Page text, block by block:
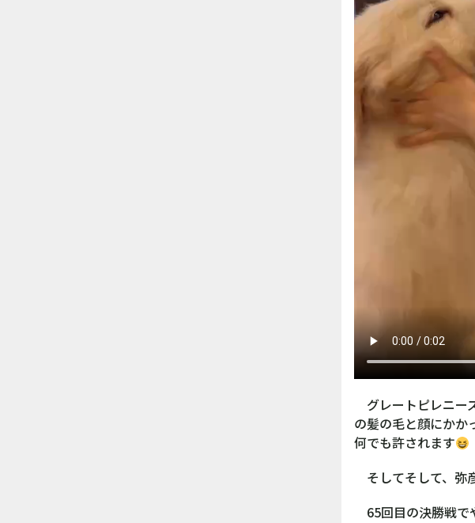
グレートピレニー
の髪の毛と顔にかか
何でも許されます
そしてそして、弥
65回目の決勝戦で